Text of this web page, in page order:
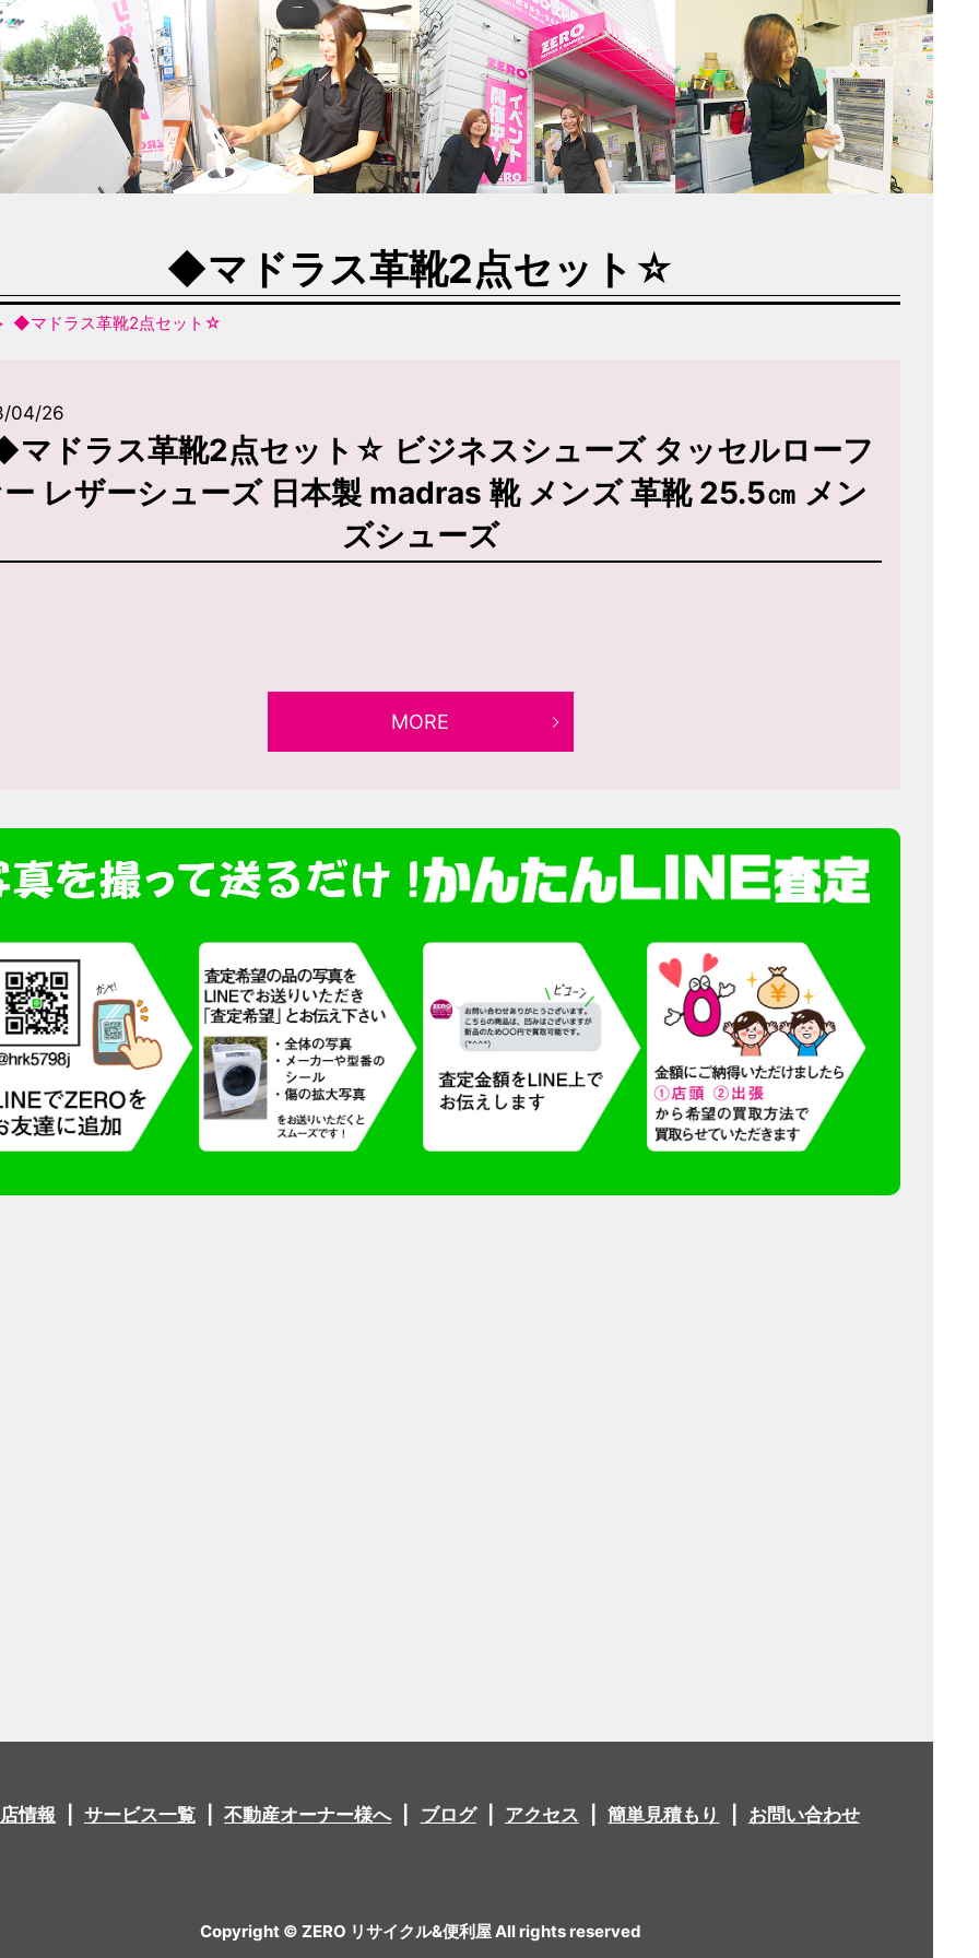
◆マドラス革靴2点セット☆
◆マドラス革靴2点セット☆
04/26
ドラス革靴2点セット☆ ビジネスシューズ タッセルローフ
レザーシューズ 日本製 madras 靴 メンズ 革靴 25.5㎝ メン
ズシューズ
MORE
情報 サービス一覧 不動産オーナー様へ ブログ アクセス 簡単見積もり お問い合わせ
Copyright © ZERO リサイクル&便利屋 All rights reserved